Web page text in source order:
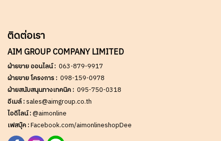
ติดต่อเรา
AIM GROUP COMPANY LIMITED
ฝ่ายขาย ออนไลน์ : 063-879-9917
ฝ่ายขาย โครงการ : 098-159-0978
ฝ่ายสนับสนุนทางเทคนิค : 095-750-0318
อีเมล์ :sales@aimgroup.co.th
ไอดีไลน์ :@aimonline
เฟสบุ๊ค :Facebook.com/aimonlineshopDee